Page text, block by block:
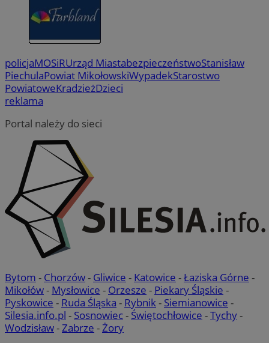
policjaMOSiRUrząd MiastabezpieczeństwoStanisław
PiechulaPowiat MikołowskiWypadekStarostwo
PowiatoweKradzieżDzieci
reklama
Portal należy do sieci
Bytom - Chorzów- Gliwice - Katowice -Łaziska Górne -
Mikołów- Mysłowice - Orzesze - Piekary Śląskie -
Pyskowice - Ruda Śląska - Rybnik- Siemianowice -
Silesia.info.pl - Sosnowiec- Świętochłowice -Tychy-
Wodzisław-Zabrze -Żory